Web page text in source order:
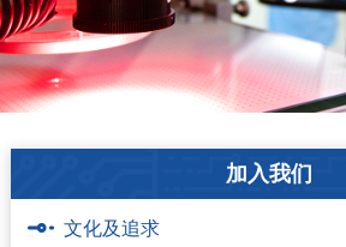
加入我们
文化及追求